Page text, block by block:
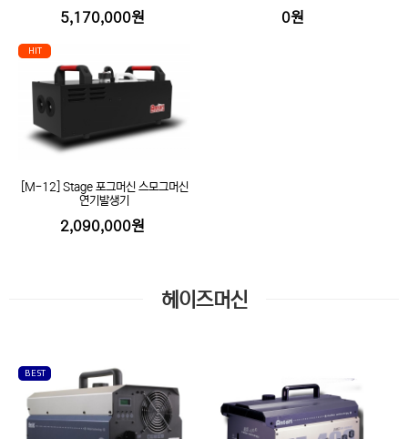
5,170,000원 0원
HIT
[M-12] Stage 포그머신 스모그머신
연기발생기
2,090,000원
헤이즈머신
BEST